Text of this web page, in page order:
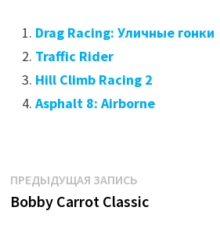
Drag Racing: Уличные гонки
Traffic Rider
Hill Climb Racing 2
Asphalt 8: Airborne
Навигация
по
ПРЕДЫДУЩАЯ ЗАПИСЬПредыдущая
запись:
Bobby Carrot Classic